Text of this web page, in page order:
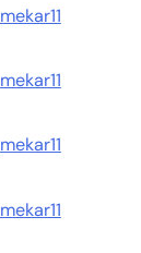
mekar11
mekar11
mekar11
mekar11